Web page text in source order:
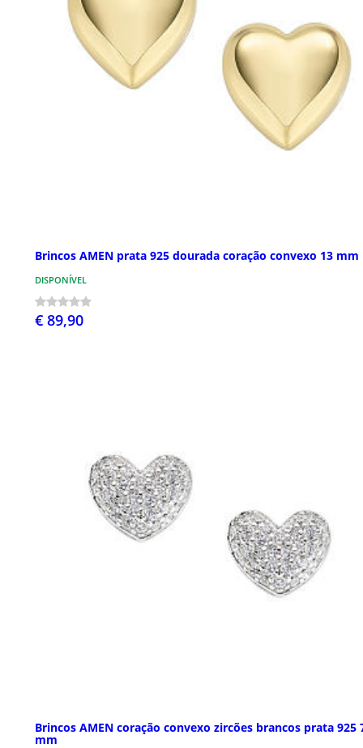
Brincos AMEN prata 925 dourada coração convexo 13 mm
DISPONÍVEL
€ 89,90
Brincos AMEN coração convexo zircões brancos prata 925
mm